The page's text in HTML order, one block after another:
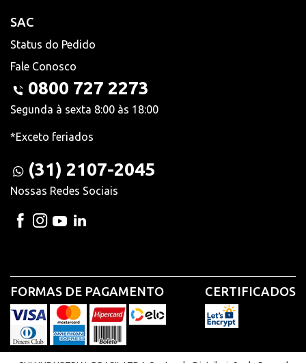
SAC
Status do Pedido
Fale Conosco
0800 727 2273
Segunda à sexta 8:00 às 18:00
*Exceto feriados
(31) 2107-2045
Nossas Redes Sociais
FORMAS DE PAGAMENTO CERTIFICADOS